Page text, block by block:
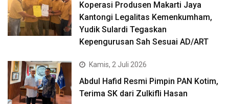
Koperasi Produsen Makarti Jaya
Kantongi Legalitas Kemenkumham,
Yudik Sulardi Tegaskan
Kepengurusan Sah Sesuai AD/ART
Kamis, 2 Juli 2026
Abdul Hafid Resmi Pimpin PAN Kotim,
Terima SK dari Zulkifli Hasan